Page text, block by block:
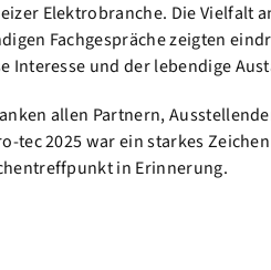
Elektrobranche. Die Vielfalt
Fachgespräche zeigten
Interesse und der lebendige
allen Partnern,
tec 2025 war ein starkes
in Erinnerung.